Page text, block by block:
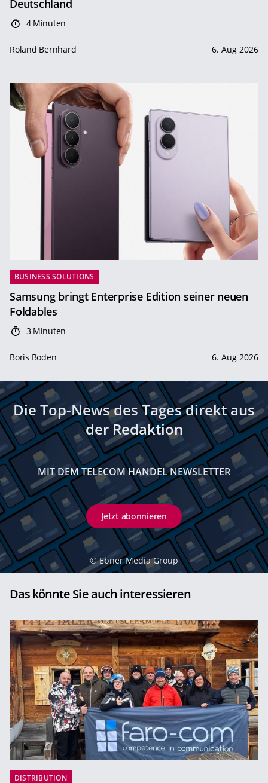
Deutschland
4 Minuten
Roland Bernhard 6. Aug 2026
BUSINESS SOLUTIONS
Samsung bringt Enterprise Edition seiner neuen
Foldables
3 Minuten
Boris Boden 6. Aug 2026
Die Top-News des Tages direkt aus
der Redaktion
MIT DEM TELECOM HANDEL NEWSLETTER
Jetzt abonnieren
© Ebner Media Group
Das könnte Sie auch interessieren
DISTRIBUTION